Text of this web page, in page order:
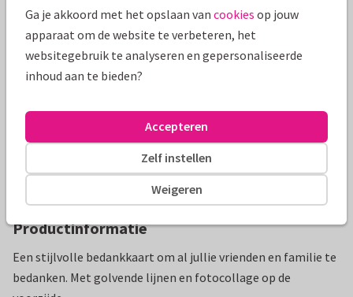
Mooie extra's bij je kaart
Productinformatie
Een stijlvolle bedankkaart om al jullie vrienden en familie te
bedanken. Met golvende lijnen en fotocollage op de
Ga je akkoord met het opslaan van cookies op jouw
apparaat om de website te verbeteren, het
websitegebruik te analyseren en gepersonaliseerde
inhoud aan te bieden?
Weigeren
Zelf instellen
Accepteren